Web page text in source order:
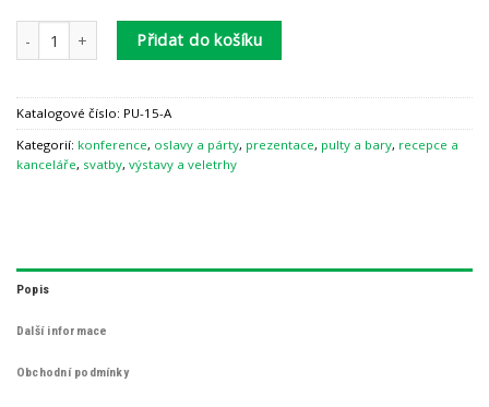
pult PU-15-A množstvíPřidat do košíku
Katalogové číslo: PU-15-A
Kategorií: konference, oslavy a párty, prezentace, pulty a bary, recepce a
kanceláře, svatby, výstavy a veletrhy
Popis
Další informace
Obchodní podmínky